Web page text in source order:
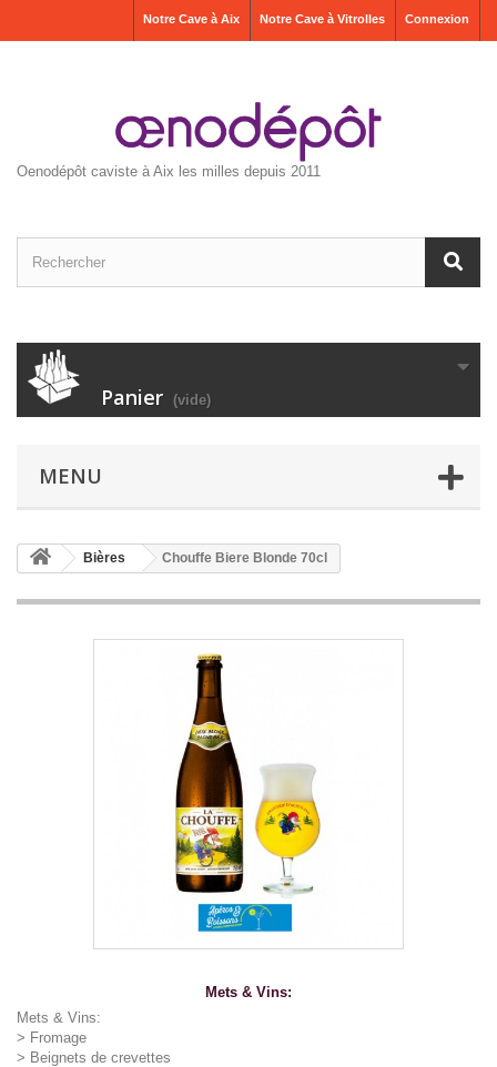
Connexion
Notre Cave à Vitrolles
Notre Cave à Aix
Oenodépôt caviste à Aix les milles depuis 2011
Panier (vide)
MENU
Bières Chouffe Biere Blonde 70cl
Mets & Vins:
Mets & Vins:
> Fromage
> Beignets de crevettes